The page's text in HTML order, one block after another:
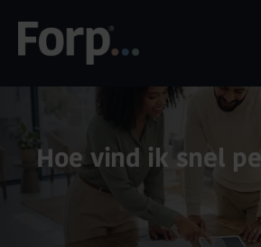
Hoe vind ik snel